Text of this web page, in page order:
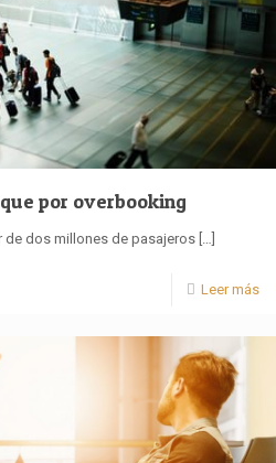
por overbooking
de dos millones de pasajeros
Leer más